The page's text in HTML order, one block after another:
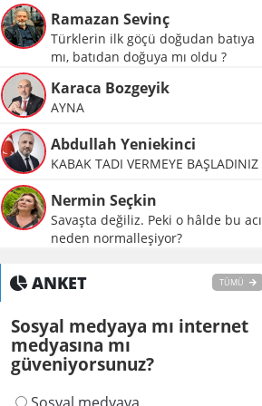
Ramazan Sevinç
Türklerin ilk göçü doğudan batıya
mı, batıdan doğuya mı oldu ?
Karaca Bozgeyik
AYNA
Abdullah Yeniekinci
KABAK TADI VERMEYE BAŞLADINIZ
Nermin Seçkin
Savaşta değiliz. Peki o hâlde bu acı
neden normalleşiyor?
ANKET TÜMÜ
Sosyal medyaya mı internet
medyasına mı
güveniyorsunuz?